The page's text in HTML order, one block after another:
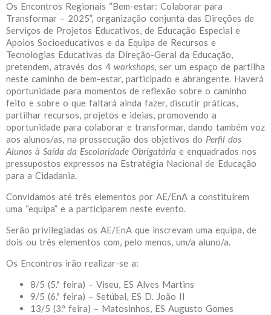
Os Encontros Regionais “Bem-estar: Colaborar para
Transformar – 2025”, organização conjunta das Direções de
Serviços de Projetos Educativos, de Educação Especial e
Apoios Socioeducativos e da Equipa de Recursos e
Tecnologias Educativas da Direção-Geral da Educação,
pretendem, através dos 4 workshops, ser um espaço de partilha
neste caminho de bem-estar, participado e abrangente. Haverá
oportunidade para momentos de reflexão sobre o caminho
feito e sobre o que faltará ainda fazer, discutir práticas,
partilhar recursos, projetos e ideias, promovendo a
oportunidade para colaborar e transformar, dando também voz
aos alunos/as, na prossecução dos objetivos do Perfil dos
Alunos à Saída da Escolaridade Obrigatória e enquadrados nos
pressupostos expressos na Estratégia Nacional de Educação
para a Cidadania.
Convidamos até três elementos por AE/EnA a constituírem
uma “equipa” e a participarem neste evento.
Serão privilegiadas os AE/EnA que inscrevam uma equipa, de
dois ou três elementos com, pelo menos, um/a aluno/a.
Os Encontros irão realizar-se a:
8/5 (5.ª feira) – Viseu, ES Alves Martins
9/5 (6.ª feira) – Setúbal, ES D. João II
13/5 (3.ª feira) – Matosinhos, ES Augusto Gomes